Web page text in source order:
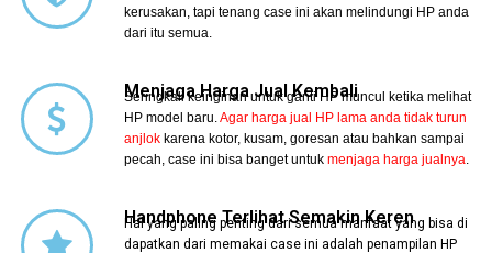
kerusakan, tapi tenang case ini akan melindungi HP anda
dari itu semua.
Menjaga Harga Jual Kembali
Seringkali keinginan untuk ganti HP muncul ketika melihat
HP model baru.Agar harga jual HP lama anda tidak turun
anjlok karena kotor, kusam, goresan atau bahkan sampai
pecah, case ini bisa banget untukmenjaga harga jualnya.
Handphone Terlihat Semakin Keren
Hal yang paling penting dari semua manfaat yang bisa di
dapatkan dari memakai case ini adalah penampilan HP